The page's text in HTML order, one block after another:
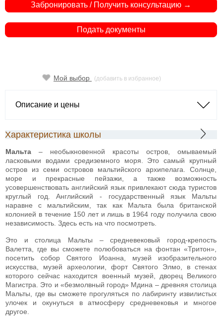
Забронировать / Получить консультацию →
Подать документы
Мой выбор (добавить в избранное)
Описание и цены
Характеристика школы
Мальта – необыкновенной красоты остров, омываемый
ласковыми водами средиземного моря. Это самый крупный
остров из семи островов мальтийского архипелага. Солнце,
море и прекрасные пейзажи, а также возможность
усовершенствовать английский язык привлекают сюда туристов
круглый год. Английский - государственный язык Мальты
наравне с мальтийским, так как Мальта была британской
колонией в течение 150 лет и лишь в 1964 году получила свою
независимость. Здесь есть на что посмотреть.
Это и столица Мальты – средневековый город-крепость
Валетта, где вы сможете полюбоваться на фонтан «Тритон»,
посетить собор Святого Иоанна, музей изобразительного
искусства, музей археологии, форт Святого Элмо, в стенах
которого сейчас находится военный музей, дворец Великого
Магистра. Это и «безмолвный город» Мдина – древняя столица
Мальты, где вы сможете прогуляться по лабиринту извилистых
улочек и окунуться в атмосферу средневековья и многое
другое.